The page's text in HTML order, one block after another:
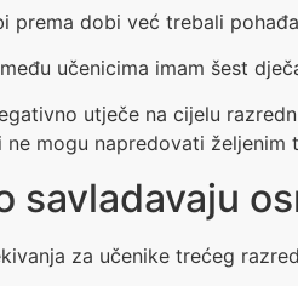
prema dobi već trebali
učenicima imam šest
utječe na cijelu
mogu napredovati željenim
savladavaju
za učenike trećeg